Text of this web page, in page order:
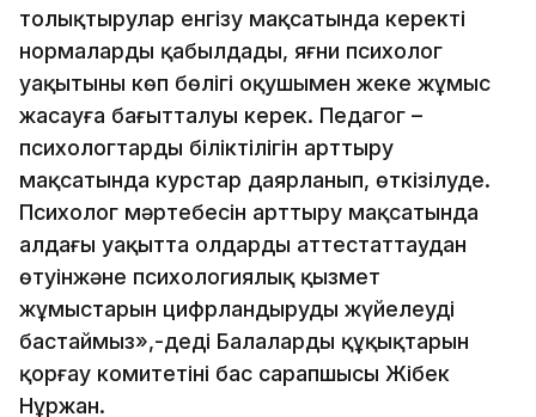
толықтырулар енгізу мақсатында керекті
нормаларды қабылдады, яғни психолог
уақытының көп бөлігі оқушымен жеке жұмыс
жасауға бағытталуы керек. Педагог –
психологтардың біліктілігін арттыру
мақсатында курстар даярланып, өткізілуде.
Психолог мәртебесін арттыру мақсатында
алдағы уақытта олдардың аттестаттаудан
өтуінжәне психологиялық қызмет
жұмыстарын цифрландыруды жүйелеуді
бастаймыз»,-деді Балалардың құқықтарын
қорғау комитетінің бас сарапшысы Жібек
Нұржан.